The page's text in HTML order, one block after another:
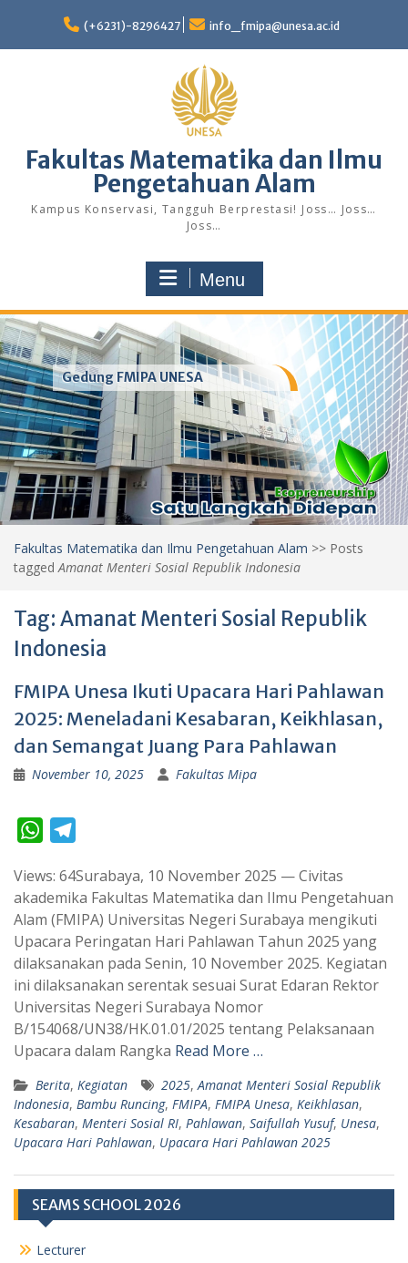
content
(+6231)-8296427 info_fmipa@unesa.ac.id
Fakultas Matematika dan Ilmu
Pengetahuan Alam
Kampus Konservasi, Tangguh Berprestasi! Joss… Joss…
Joss…
Menu
Gedung FMIPA UNESA
Fakultas Matematika dan Ilmu Pengetahuan Alam >> Posts
tagged Amanat Menteri Sosial Republik Indonesia
Tag: Amanat Menteri Sosial Republik
Indonesia
FMIPA Unesa Ikuti Upacara Hari Pahlawan
2025: Meneladani Kesabaran, Keikhlasan,
dan Semangat Juang Para Pahlawan
November 10, 2025 Fakultas Mipa
W
a
t
s
A
p
p
l
e
g
r
a
m
Views: 64Surabaya, 10 November 2025 — Civitas
akademika Fakultas Matematika dan Ilmu Pengetahuan
Alam (FMIPA) Universitas Negeri Surabaya mengikuti
Upacara Peringatan Hari Pahlawan Tahun 2025 yang
dilaksanakan pada Senin, 10 November 2025. Kegiatan
ini dilaksanakan serentak sesuai Surat Edaran Rektor
Universitas Negeri Surabaya Nomor
B/154068/UN38/HK.01.01/2025 tentang Pelaksanaan
Upacara dalam Rangka Read More …
Berita, Kegiatan 2025, Amanat Menteri Sosial Republik
Indonesia, Bambu Runcing, FMIPA, FMIPA Unesa, Keikhlasan,
Kesabaran, Menteri Sosial RI, Pahlawan, Saifullah Yusuf, Unesa,
Upacara Hari Pahlawan, Upacara Hari Pahlawan 2025
SEAMS SCHOOL 2026
Lecturer